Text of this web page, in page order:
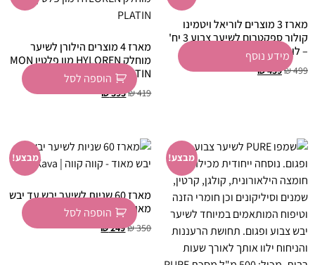
מארז 3 מוצרים לוריאל ויטמינו
קולור ספקטרום לשיער צבוע 3 יח'
– לוריאל
₪499
₪439
מידע נוסף
מארז 4 מוצרים הילורן לשיער
מוחלק HYLOREN מון פלטין MON
PLATIN
₪419
₪395
הוספה לסל
מבצע! מבצע!
מארז 60 שניות לשיער יבש עד יבש
מאוד – קווה קווה | Kava Kava
₪350
₪249
הוספה לסל